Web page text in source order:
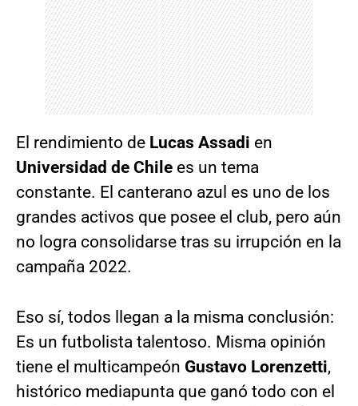
El rendimiento de Lucas Assadi en
Universidad de Chile es un tema
constante. El canterano azul es uno de los
grandes activos que posee el club, pero aún
no logra consolidarse tras su irrupción en la
campaña 2022.
Eso sí, todos llegan a la misma conclusión:
Es un futbolista talentoso. Misma opinión
tiene el multicampeón Gustavo Lorenzetti,
histórico mediapunta que ganó todo con el